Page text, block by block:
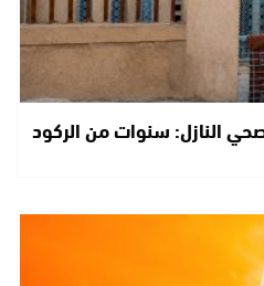
النازل: سنوات من الركود